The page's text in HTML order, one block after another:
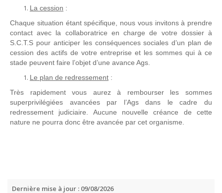
La cession :
Chaque situation étant spécifique, nous vous invitons à prendre
contact avec la collaboratrice en charge de votre dossier à
S.C.T.S pour anticiper les conséquences sociales d’un plan de
cession des actifs de votre entreprise et les sommes qui à ce
stade peuvent faire l’objet d’une avance Ags.
Le plan de redressement :
Très rapidement vous aurez à rembourser les sommes
superprivilégiées avancées par l’Ags dans le cadre du
redressement judiciaire. Aucune nouvelle créance de cette
nature ne pourra donc être avancée par cet organisme.
Dernière mise à jour : 09/08/2026